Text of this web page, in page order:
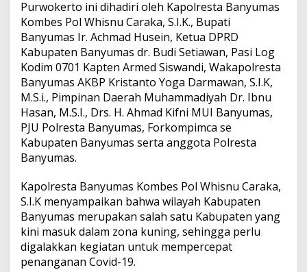
Purwokerto ini dihadiri oleh Kapolresta Banyumas
Kombes Pol Whisnu Caraka, S.I.K., Bupati
Banyumas Ir. Achmad Husein, Ketua DPRD
Kabupaten Banyumas dr. Budi Setiawan, Pasi Log
Kodim 0701 Kapten Armed Siswandi, Wakapolresta
Banyumas AKBP Kristanto Yoga Darmawan, S.I.K,
M.S.i., Pimpinan Daerah Muhammadiyah Dr. Ibnu
Hasan, M.S.I., Drs. H. Ahmad Kifni MUI Banyumas,
PJU Polresta Banyumas, Forkompimca se
Kabupaten Banyumas serta anggota Polresta
Banyumas.
Kapolresta Banyumas Kombes Pol Whisnu Caraka,
S.I.K menyampaikan bahwa wilayah Kabupaten
Banyumas merupakan salah satu Kabupaten yang
kini masuk dalam zona kuning, sehingga perlu
digalakkan kegiatan untuk mempercepat
penanganan Covid-19.